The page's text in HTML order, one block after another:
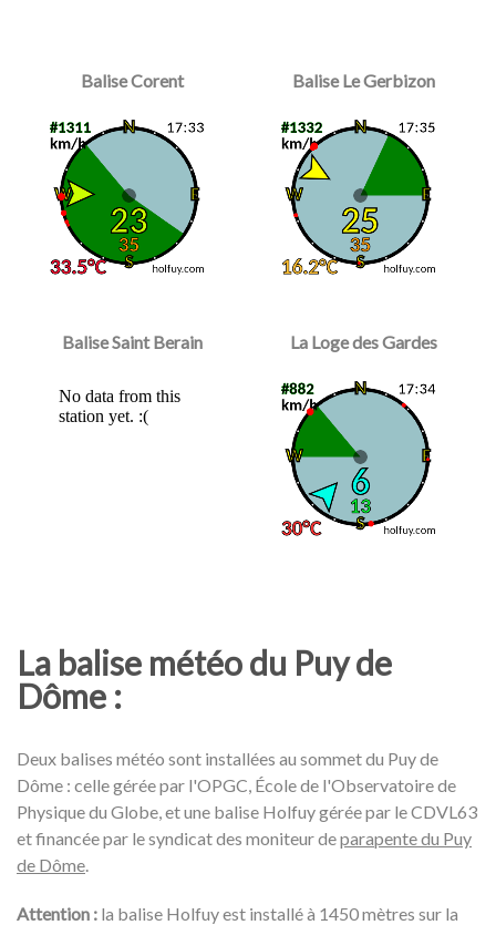
Balise Corent Balise Le Gerbizon
Balise Saint Berain La Loge des Gardes
La balise météo du Puy de
Dôme :
Deux balises météo sont installées au sommet du Puy de
Dôme : celle gérée par l'OPGC, École de l'Observatoire de
Physique du Globe, et une balise Holfuy gérée par le CDVL63
et financée par le syndicat des moniteur deparapente du Puy
de Dôme.
Attention : la balise Holfuy est installé à 1450 mètres sur la